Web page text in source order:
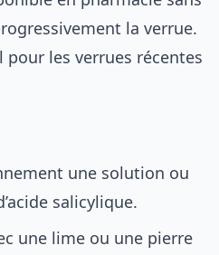
la verrue.
les verrues récentes
une solution ou
salicylique.
une lime ou une pierre